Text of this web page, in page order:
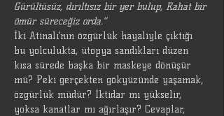
Gürültüsüz, dırıltısız bir yer bulup, Rahat bir
ömür süreceğiz orda.”
İki Atinalı’nın özgürlük hayaliyle çıktığı
bu yolculukta, ütopya sandıkları düzen
kısa sürede başka bir maskeye dönüşür
mü? Peki gerçekten gökyüzünde yaşamak,
özgürlük müdür? İktidar mı yükselir,
yoksa kanatlar mı ağırlaşır? Cevaplar,